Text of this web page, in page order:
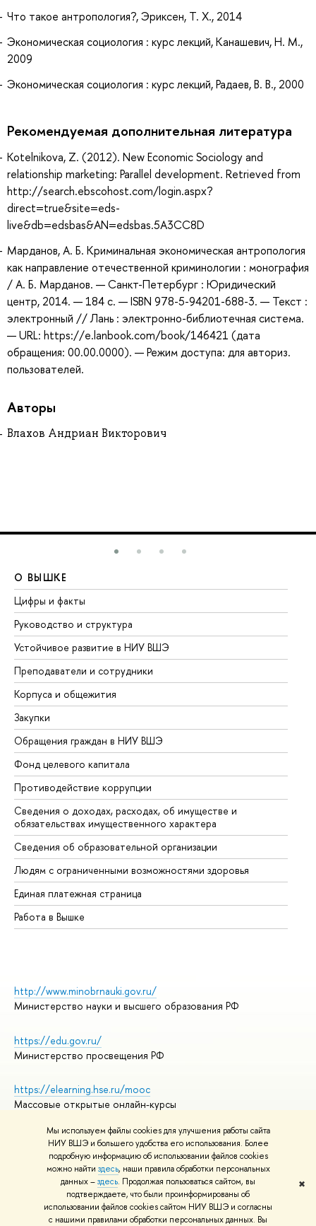
Мы используем файлы cookies для улучшения работы сайта
НИУ ВШЭ и большего удобства его использования. Более
подробную информацию об использовании файлов cookies
можно найти здесь, наши правила обработки персональных
данных –здесь. Продолжая пользоваться сайтом, вы
подтверждаете, что были проинформированы об
использовании файлов cookies сайтом НИУ ВШЭ и согласны
с нашими правилами обработки персональных данных. Вы
✖
Что такое антропология?, Эриксен, Т. Х., 2014
Экономическая социология : курс лекций, Канашевич, Н. М.,
2009
Экономическая социология : курс лекций, Радаев, В. В., 2000
Рекомендуемая дополнительная литература
Kotelnikova, Z. (2012). New Economic Sociology and
relationship marketing: Parallel development. Retrieved from
http://search.ebscohost.com/login.aspx?
direct=true&site=eds-
live&db=edsbas&AN=edsbas.5A3CC8D
Марданов, А. Б. Криминальная экономическая антропология
как направление отечественной криминологии : монография
/ А. Б. Марданов. — Санкт-Петербург : Юридический
центр, 2014. — 184 с. — ISBN 978-5-94201-688-3. — Текст :
электронный // Лань : электронно-библиотечная система.
— URL: https://e.lanbook.com/book/146421 (дата
обращения: 00.00.0000). — Режим доступа: для авториз.
пользователей.
Авторы
Влахов Андриан Викторович
О ВЫШКЕ
Цифры и факты
Руководство и структура
Устойчивое развитие в НИУ ВШЭ
Преподаватели и сотрудники
Корпуса и общежития
Закупки
Обращения граждан в НИУ ВШЭ
Фонд целевого капитала
Противодействие коррупции
Сведения о доходах, расходах, об имуществе и
обязательствах имущественного характера
Сведения об образовательной организации
Людям с ограниченными возможностями здоровья
Единая платежная страница
Работа в Вышке
http://www.minobrnauki.gov.ru/
Министерство науки и высшего образования РФ
https://edu.gov.ru/
Министерство просвещения РФ
https://elearning.hse.ru/mooc
Массовые открытые онлайн-курсы
© НИУ ВШЭ 1993–2026
Адреса и контакты
Условия использования материалов
Политика конфиденциальности
Правила применения рекомендательных технологий в НИУ ВШЭ